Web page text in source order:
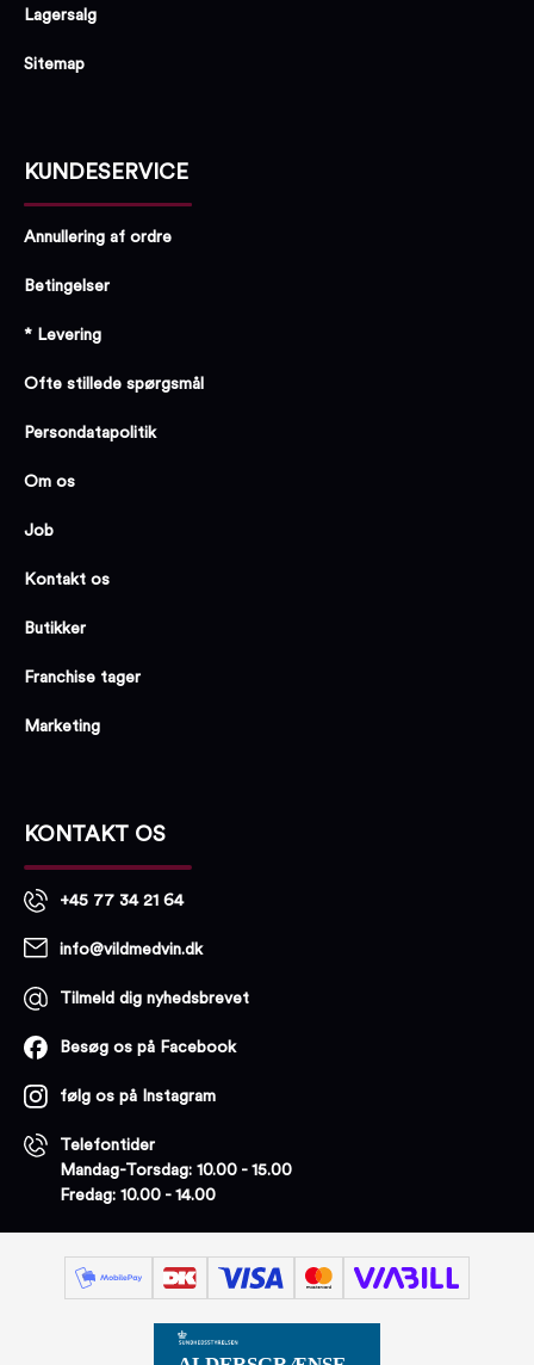
Lagersalg
Sitemap
KUNDESERVICE
Annullering af ordre
Betingelser
* Levering
Ofte stillede spørgsmål
Persondatapolitik
Om os
Job
Kontakt os
Butikker
Franchise tager
Marketing
KONTAKT OS
+45 77 34 21 64
info@vildmedvin.dk
Tilmeld dig nyhedsbrevet
Besøg os på Facebook
følg os på Instagram
Telefontider
Mandag-Torsdag: 10.00 - 15.00
Fredag: 10.00 - 14.00